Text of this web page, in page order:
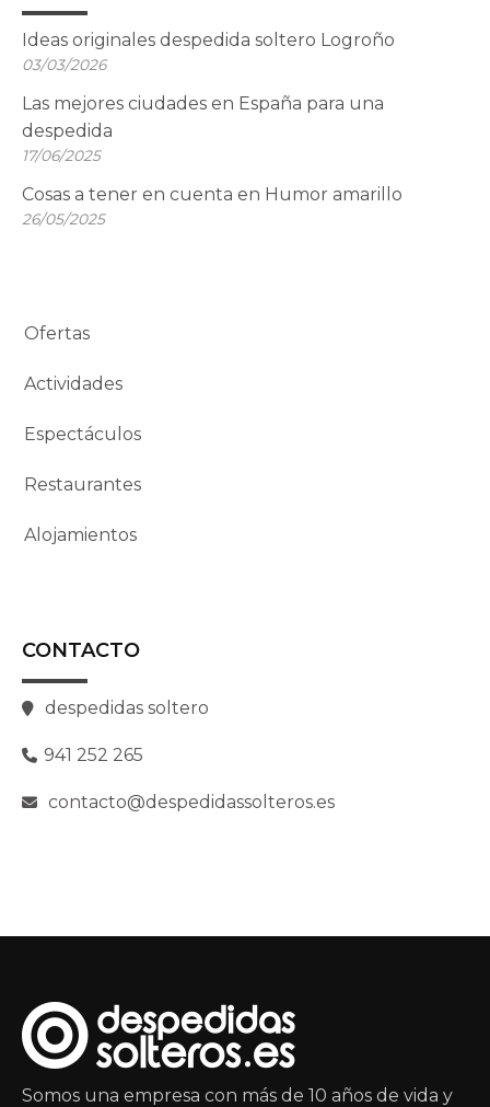
Ideas originales despedida soltero Logroño
03/03/2026
Las mejores ciudades en España para una
despedida
17/06/2025
Cosas a tener en cuenta en Humor amarillo
26/05/2025
Ofertas
Actividades
Espectáculos
Restaurantes
Alojamientos
CONTACTO
despedidas soltero
941 252 265
contacto@despedidassolteros.es
Somos una empresa con más de 10 años de vida y